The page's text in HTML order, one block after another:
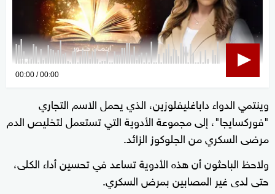
0
seconds
00:00 00:00
وينتمي الدواء داباغليفلوزين، الذي يحمل الاسم التجاري
"فوركسايجا"، إلى مجموعة الأدوية التي تستعمل لتخليص الدم
مرضى السكري من الجلوكوز الزائد.
ولاحظ الباحثون أن هذه الأدوية تساعد في تحسين أداء الكلى،
حتى لدى غير المصابين بمرض السكري.